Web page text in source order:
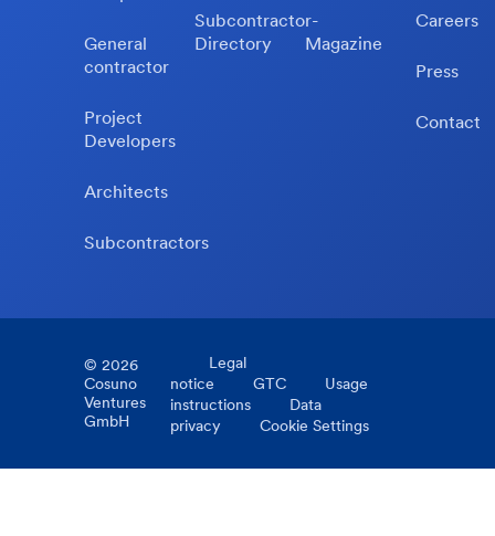
General
contractor
Project
Developers
Architects
Subcontractors
Subcontractor-
Directory
Magazine
Careers
Press
Contact
© 2026
Cosuno
Ventures
GmbH
Legal
notice
GTC
Usage
instructions
Data
privacy
Cookie Settings